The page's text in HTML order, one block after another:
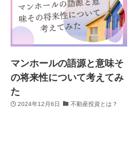
マンホールの語源と意味そ
の将来性について考えてみ
た
2024年12月6日 不動産投資とは？